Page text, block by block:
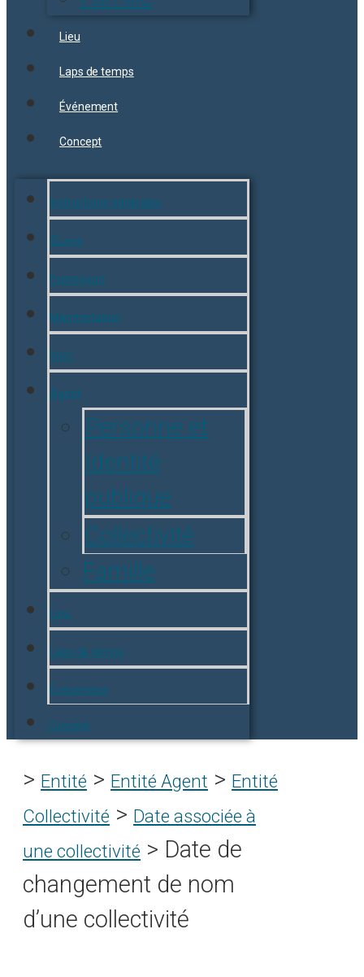
Lieu
Laps de temps
Événement
Concept
Instructions générales
Œuvre
Expression
Manifestation
Item
Agent
Personne et
Identité
publique
Collectivité
Famille
Lieu
Laps de temps
Événement
Concept
Entité > Entité Agent > Entité
Collectivité > Date associée à
une collectivité > Date de
changement de nom
d’une collectivité